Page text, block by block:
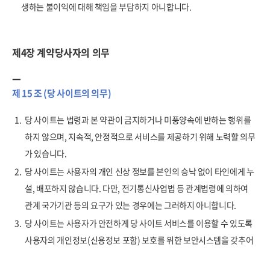
생하는 불이익에 대해 책임을 부담하지 아니합니다.
제4장 계약당사자의 의무
제 15 조 (당 사이트의 의무)
1. 당 사이트는 법령과 본 약관이 금지하거나 미풍양속에 반하는 행위를
하지 않으며, 지속적, 안정적으로 서비스를 제공하기 위해 노력할 의무
가 있습니다.
2. 당 사이트는 사용자의 개인 신상 정보를 본인의 승낙 없이 타인에게 누
설, 배포하지 않습니다. 다만, 전기통신사업법 등 관계법령에 의하여
관계 국가기관 등의 요구가 있는 경우에는 그러하지 아니합니다.
3. 당 사이트는 사용자가 안전하게 당 사이트 서비스를 이용할 수 있도록
사용자의 개인정보(신용정보 포함) 보호를 위한 보안시스템을 갖추어